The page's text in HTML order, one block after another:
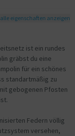
alle eigenschaften anzeigen
ist ein rundes
gräbst du eine
für ein schönes
standartmäßig zu
gebogenen Pfosten
Federn völlig
versehen,